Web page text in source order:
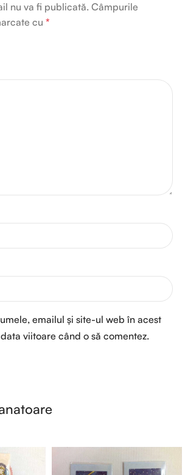
nu va fi publicată. Câmpurile
cu *
emailul și site-ul web în acest
viitoare când o să comentez.